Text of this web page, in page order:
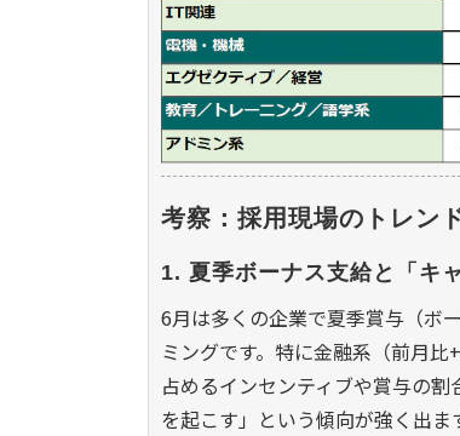
考察：採用現場のトレン
1. 夏季ボーナス支給と「キ
6月は多くの企業で夏季賞与（ボ
ミングです。特に金融系（前月
占めるインセンティブや賞与の
を起こす」という傾向が強く出